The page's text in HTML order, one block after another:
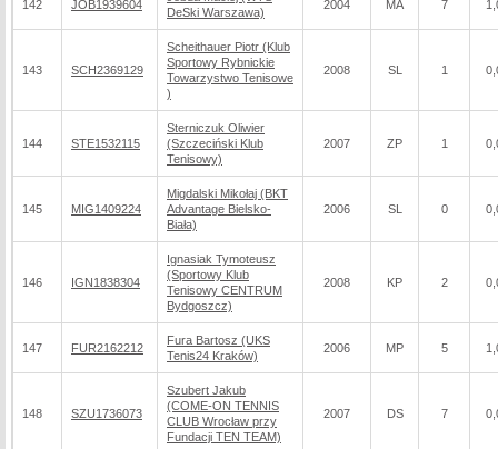
142 JOB1939604
DeSki Warszawa)
2004 MA 7
143 SCH2369129
Scheithauer Piotr (Klub
Sportowy Rybnickie
Towarzystwo Tenisowe
)
2008 SL 1
144 STE1532115
Sterniczuk Oliwier
(Szczeciński Klub
Tenisowy)
2007 ZP 1
145 MIG1409224
Migdalski Mikołaj (BKT
Advantage Bielsko-
Biała)
2006 SL 0
146 IGN1838304
Ignasiak Tymoteusz
(Sportowy Klub
Tenisowy CENTRUM
Bydgoszcz)
2008 KP 2
147 FUR2162212
Fura Bartosz (UKS
Tenis24 Kraków)
2006 MP 5
148 SZU1736073
Szubert Jakub
(COME-ON TENNIS
CLUB Wrocław przy
Fundacji TEN TEAM)
2007 DS 7